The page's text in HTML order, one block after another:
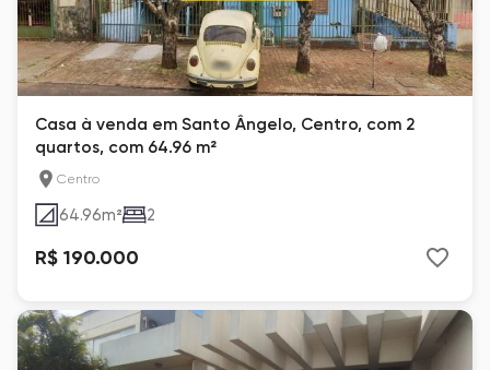
Casa à venda em Santo Ângelo, Centro, com 2
quartos, com 64.96 m²
Centro
64.96m² 2
R$ 190.000